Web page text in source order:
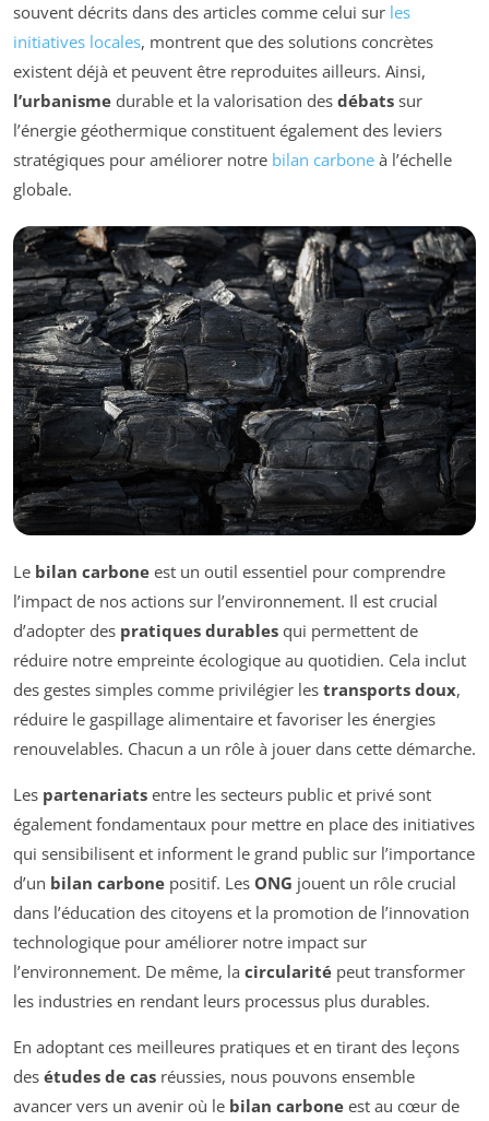
souvent décrits dans des articles comme celui sur les
initiatives locales, montrent que des solutions concrètes
existent déjà et peuvent être reproduites ailleurs. Ainsi,
l’urbanisme durable et la valorisation des débats sur
l’énergie géothermique constituent également des leviers
stratégiques pour améliorer notre bilan carbone à l’échelle
globale.
Le bilan carbone est un outil essentiel pour comprendre
l’impact de nos actions sur l’environnement. Il est crucial
d’adopter des pratiques durables qui permettent de
réduire notre empreinte écologique au quotidien. Cela inclut
des gestes simples comme privilégier les transports doux,
réduire le gaspillage alimentaire et favoriser les énergies
renouvelables. Chacun a un rôle à jouer dans cette démarche.
Les partenariats entre les secteurs public et privé sont
également fondamentaux pour mettre en place des initiatives
qui sensibilisent et informent le grand public sur l’importance
d’un bilan carbone positif. Les ONG jouent un rôle crucial
dans l’éducation des citoyens et la promotion de l’innovation
technologique pour améliorer notre impact sur
l’environnement. De même, la circularité peut transformer
les industries en rendant leurs processus plus durables.
En adoptant ces meilleures pratiques et en tirant des leçons
des études de cas réussies, nous pouvons ensemble
avancer vers un avenir où le bilan carbone est au cœur de